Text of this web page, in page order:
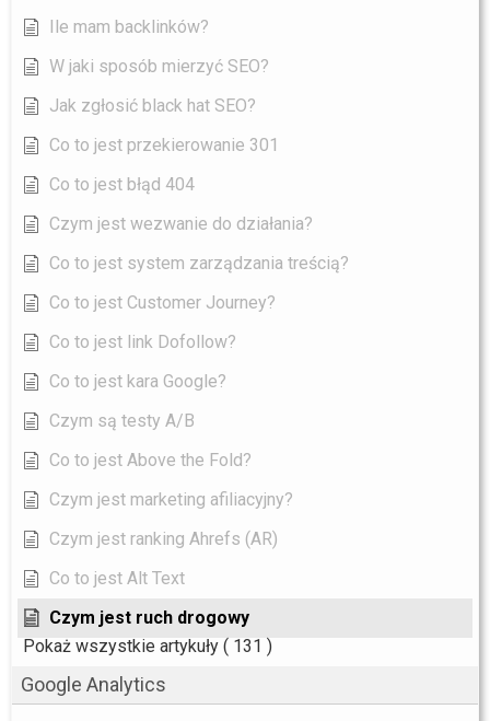
Ile mam backlinków?
W jaki sposób mierzyć SEO?
Jak zgłosić black hat SEO?
Co to jest przekierowanie 301
Co to jest błąd 404
Czym jest wezwanie do działania?
Co to jest system zarządzania treścią?
Co to jest Customer Journey?
Co to jest link Dofollow?
Co to jest kara Google?
Czym są testy A/B
Co to jest Above the Fold?
Czym jest marketing afiliacyjny?
Czym jest ranking Ahrefs (AR)
Co to jest Alt Text
Czym jest ruch drogowy
Pokaż wszystkie artykuły ( 131 )
Google Analytics